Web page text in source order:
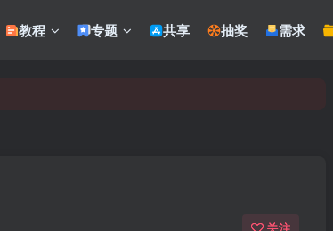
教程 专题 共享 抽奖 需求